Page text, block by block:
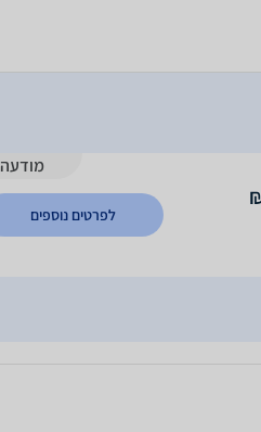
לפרטים נוספים
מודעה